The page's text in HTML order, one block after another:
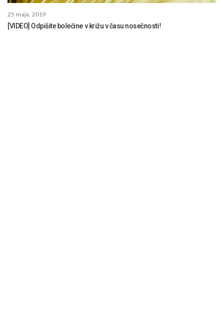
25 maja, 2019
[VIDEO] Odpišite bolečine v križu v času nosečnosti!